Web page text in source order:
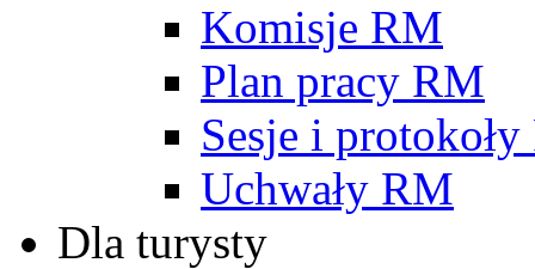
Komisje RM
Plan pracy RM
Sesje i
Uchwały RM
Dla turysty